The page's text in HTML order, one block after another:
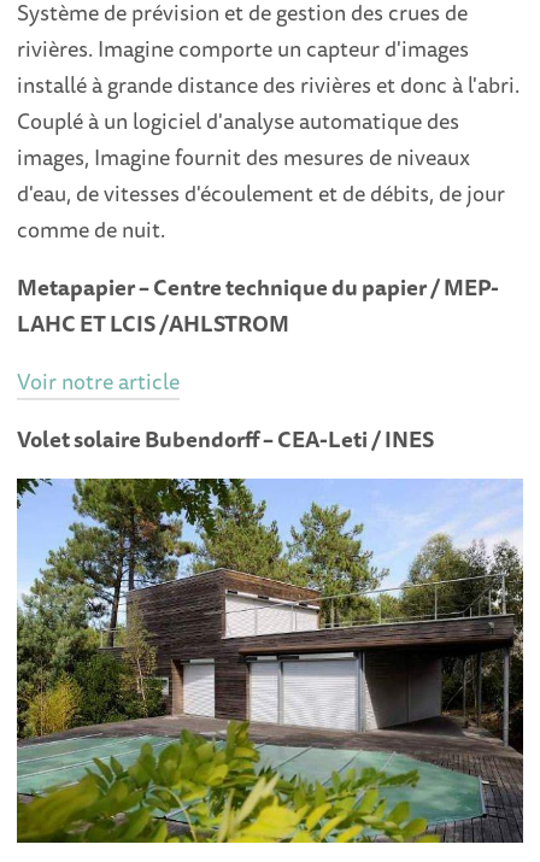
Système de prévision et de gestion des crues de
rivières. Imagine comporte un capteur d'images
installé à grande distance des rivières et donc à l'abri.
Couplé à un logiciel d'analyse automatique des
images, Imagine fournit des mesures de niveaux
d'eau, de vitesses d'écoulement et de débits, de jour
comme de nuit.
Metapapier – Centre technique du papier / MEP-
LAHC ET LCIS /AHLSTROM
Voir notre article
Volet solaire Bubendorff – CEA-Leti / INES